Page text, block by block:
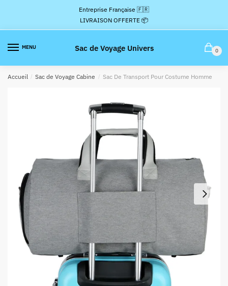
la
navigation
contenu
Entreprise Française 🇫🇷
LIVRAISON OFFERTE 📦
MENU Sac de Voyage Univers 0
Accueil / Sac de Voyage Cabine / Sac De Transport Pour Costume Homme